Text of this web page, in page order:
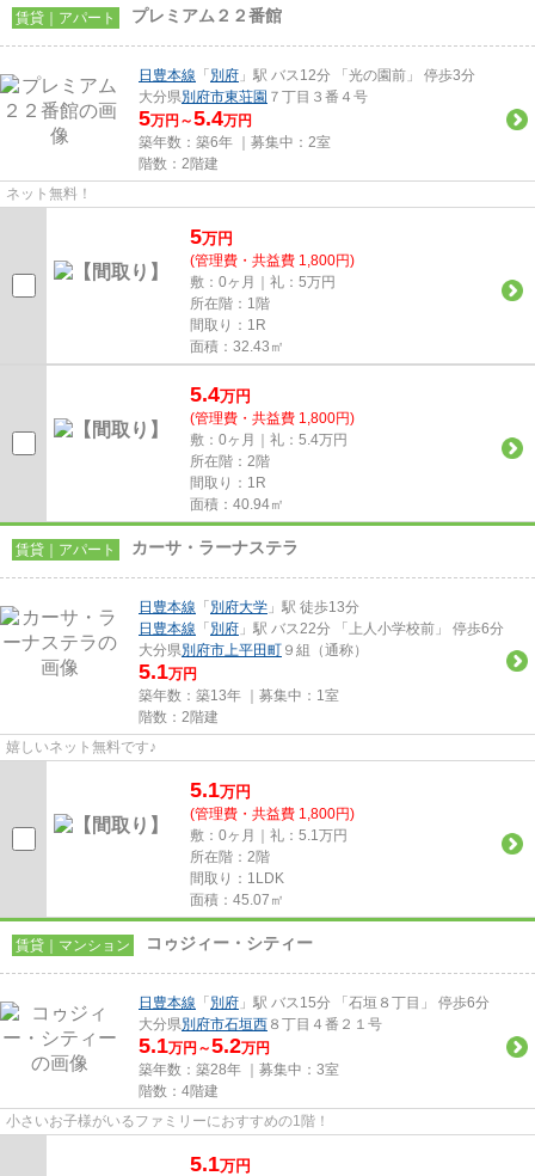
賃貸｜アパート プレミアム２２番館
日豊本線 「 別府 」駅 バス12分 「光の園前」 停歩3分
大分県別府市東荘園 ７丁目３番４号
5万円～5.4万円
築年数：築6年 ｜募集中： 2室
階数：2階建
ネット無料！
5万円
(管理費・共益費 1,800円)
敷：0ヶ月｜礼：5万円
所在階：1階
間取り：1R
面積：32.43㎡
5.4万円
(管理費・共益費 1,800円)
敷：0ヶ月｜礼：5.4万円
所在階：2階
間取り：1R
面積：40.94㎡
賃貸｜アパート カーサ・ラーナステラ
日豊本線 「 別府大学 」駅 徒歩13分
日豊本線 「 別府 」駅 バス22分 「上人小学校前」 停歩6分
大分県別府市上平田町 ９組（通称）
5.1万円
築年数：築13年 ｜募集中： 1室
階数：2階建
嬉しいネット無料です♪
5.1万円
(管理費・共益費 1,800円)
敷：0ヶ月｜礼：5.1万円
所在階：2階
間取り：1LDK
面積：45.07㎡
賃貸｜マンション コゥジィー・シティー
日豊本線 「 別府 」駅 バス15分 「石垣８丁目」 停歩6分
大分県別府市石垣西 ８丁目４番２１号
5.1万円～5.2万円
築年数：築28年 ｜募集中： 3室
階数：4階建
小さいお子様がいるファミリーにおすすめの1階！
5.1万円